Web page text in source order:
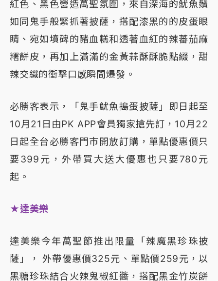
紅色、黑色營造萬聖氛圍，來自深海的魷魚鬚
如同鬼手般緊抓著披薩，搭配漆黑的的皮蛋眼
睛、宛如墳碑的豬血糕和透著血紅的辣蕃茄麻
糬餅皮，再加上滿滿的金黃蒜酥酥脆點綴，甜
辣交織的衝擊口感瞬間爆發。
必勝客表示，「鬼手魷魚搗蛋披薩」即日起至
10月21日由PK APP會員獨家搶先訂，10月22
日起全台必勝客門市開放訂購，單點優惠價只
要399元，外帶買大送大優惠也只要780元
起。
★達美樂
達美樂今年萬聖節推出限量「辣魔黑珍珠披
薩」， 外帶優惠價325元、單點價259元，以
黑糖珍珠結合火辣鬼椒紅醬，搭配黑金竹炭餅